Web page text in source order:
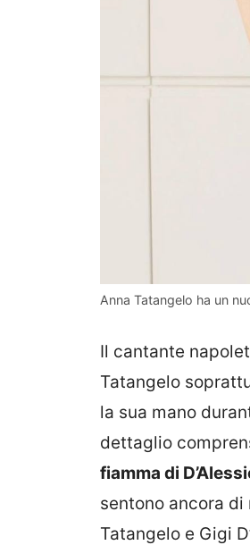
Anna Tatangelo ha un
Il cantante
Tatangelo
la sua mano
dettaglio
fiamma di
sentono ancora
Tatangelo e Gigi